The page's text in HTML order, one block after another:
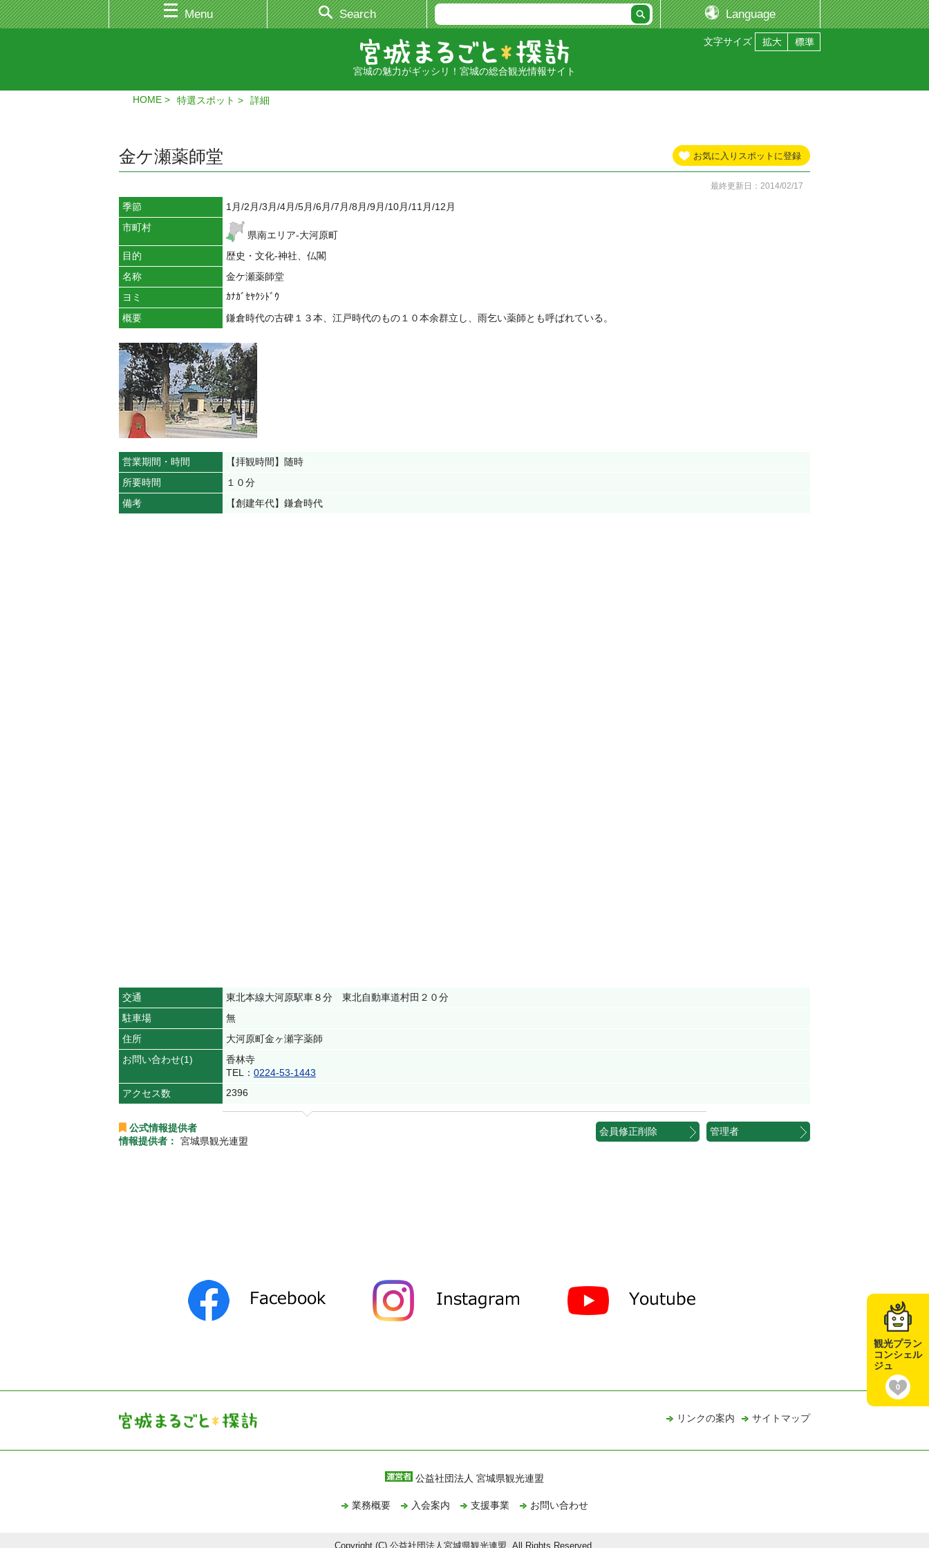
Menu Search Language
文字サイズ
宮城の魅力がギッシリ！宮城の総合観光情報サイト
HOME 特選スポット 詳細
お気に入りスポットに登録
金ケ瀬薬師堂
最終更新日：2014/02/17
季節
1月/2月/3月/4月/5月/6月/7月/8月/9月/10月/11月/12月
市町村
県南エリア-大河原町
目的
歴史・文化-神社、仏閣
名称
金ケ瀬薬師堂
ヨミ
ｶﾅｶﾞｾﾔｸｼﾄﾞｳ
概要
鎌倉時代の古碑１３本、江戸時代のもの１０本余群立し、雨乞い薬師とも呼ばれている。
営業期間・時間
【拝観時間】随時
所要時間
１０分
備考
【創建年代】鎌倉時代
交通
東北本線大河原駅車８分 東北自動車道村田２０分
駐車場
無
住所
大河原町金ヶ瀬字薬師
お問い合わせ(1)
香林寺
TEL： 0224-53-1443
アクセス数
2396
公式情報提供者
情報提供者：
宮城県観光連盟
会員修正削除 管理者
観光プラン
コンシェル
ジュ
0
リンクの案内 サイトマップ
公益社団法人 宮城県観光連盟
業務概要 入会案内 支援事業 お問い合わせ
Copyright (C) 公益社団法人宮城県観光連盟, All Rights Reserved.